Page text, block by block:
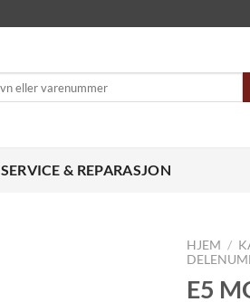
SERVICE & REPARASJON
HJEM /
E5